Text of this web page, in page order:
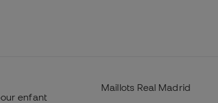
enfant
Maillots Real Madrid